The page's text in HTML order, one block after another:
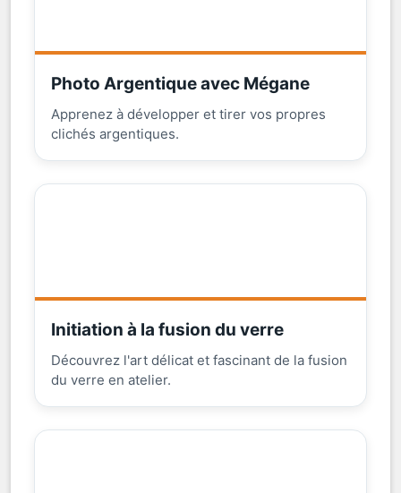
Photo Argentique avec Mégane
Apprenez à développer et tirer vos propres
clichés argentiques.
Initiation à la fusion du verre
Découvrez l'art délicat et fascinant de la fusion
du verre en atelier.